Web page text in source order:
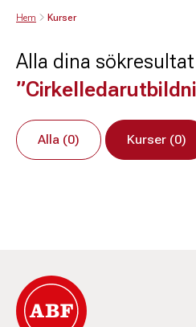
Hem Kurser
Alla dina sökresultat
Alla (0) Kurser (0)